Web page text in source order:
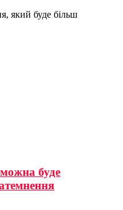
який буде більш
буде